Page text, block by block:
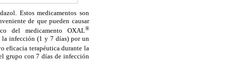
Estos medicamentos son
de que pueden causar
del medicamento OXAL®
infección (1 y 7 días) por un
eficacia terapéutica durante la
grupo con 7 días de infección